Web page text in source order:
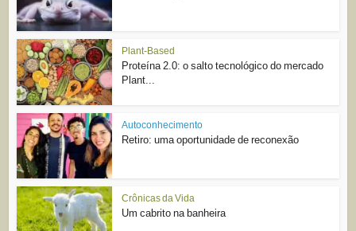
Plant-Based
Proteína 2.0: o salto tecnológico do mercado
Plant...
Autoconhecimento
Retiro: uma oportunidade de reconexão
Crônicas da Vida
Um cabrito na banheira